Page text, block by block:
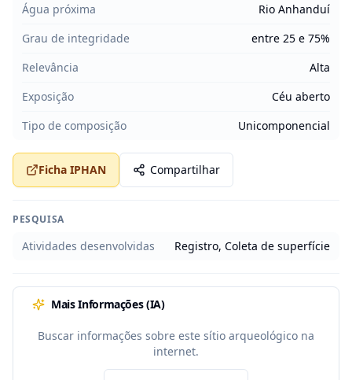
Água próxima
Rio Anhanduí
Grau de integridade
entre 25 e 75%
Relevância
Alta
Exposição
Céu aberto
Tipo de composição
Unicomponencial
Ficha IPHAN Compartilhar
PESQUISA
Atividades desenvolvidas Registro, Coleta de superfície
Mais Informações (IA)
Buscar informações sobre este sítio arqueológico na
internet.